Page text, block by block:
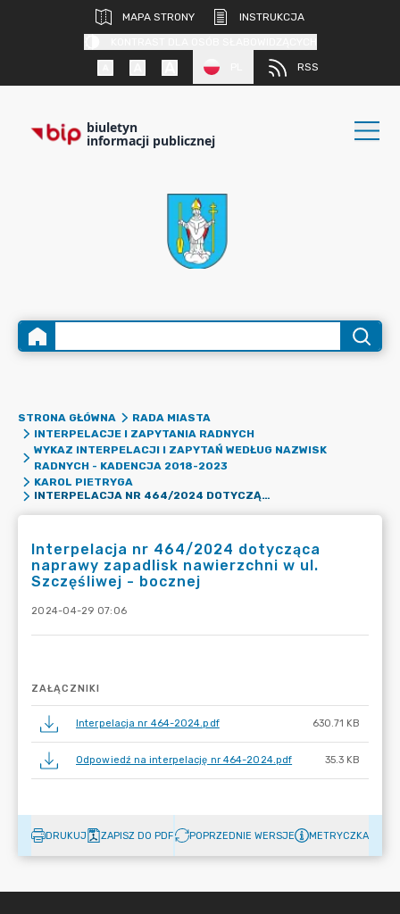
MAPA STRONY
INSTRUKCJA
RSS
biuletyn
informacji publicznej
STRONA GŁÓWNA
RADA MIASTA
INTERPELACJE I ZAPYTANIA RADNYCH
WYKAZ INTERPELACJI I ZAPYTAŃ WEDŁUG NAZWISK
RADNYCH - KADENCJA 2018-2023
KAROL PIETRYGA
INTERPELACJA NR 464/2024 DOTYCZĄCA NAPRAWY ZAPADLISK NAWIERZCHNI W UL. SZCZĘŚLIWEJ - BOCZNEJ
Interpelacja nr 464/2024 dotycząca
naprawy zapadlisk nawierzchni w ul.
Szczęśliwej - bocznej
2024-04-29 07:06
ZAŁĄCZNIKI
Interpelacja nr 464-2024.pdf 630.71 KB
Odpowiedź na interpelację nr 464-2024.pdf 35.3 KB
DRUKUJ ZAPISZ DO PDF POPRZEDNIE WERSJE METRYCZKA